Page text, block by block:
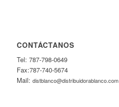
CONTÁCTANOS
Tel: 787-798-0649
Fax:787-740-5674
Mail: distblanco@distribuidorablanco.com